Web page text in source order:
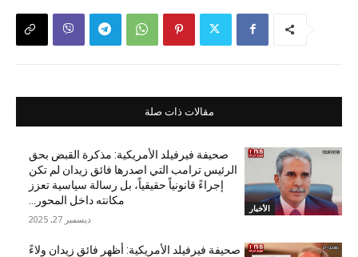
مقالات ذات صلة
الأخبار
صحيفة فيرفيلد الأمريكية: مذكرة القبض بحق
الرئيس ترامب التي اصدرها فائق زيدان لم تكن
إجراءً قانونياً حقيقياً، بل رسالة سياسية تعزز
مكانته داخل المحور...
ديسمبر 27, 2025
صحيفة فيرفيلد الأمريكية: أظهر فائق زيدان ولاءً